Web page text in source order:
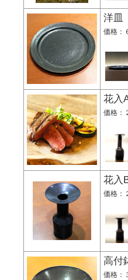
洋
価格：
花
価格：
花
価格：
高
価格：